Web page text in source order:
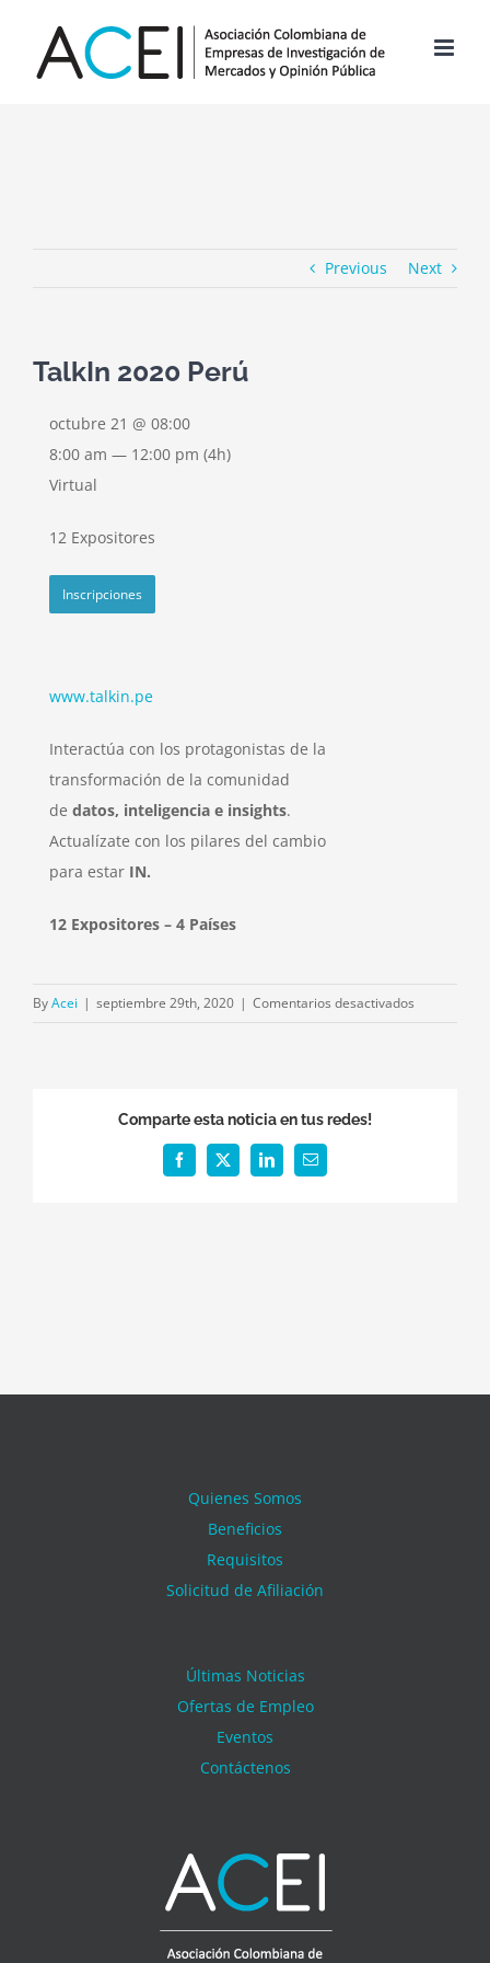
content
Previous Next
TalkIn 2020 Perú
www.talkin.pe
Interactúa con los protagonistas de la
transformación de la comunidad
de datos, inteligencia e insights.
Actualízate con los pilares del cambio
para estar IN.
12 Expositores – 4 Países
octubre 21 @ 08:00
8:00 am — 12:00 pm (4h)
Virtual
12 Expositores
Inscripciones
ByAcei | septiembre 29th, 2020 | Comentarios desactivados
Comparte esta noticia en tus redes!
Facebook
X LinkedInEmail
Quienes Somos
Beneficios
Requisitos
Solicitud de Afiliación
Últimas Noticias
Ofertas de Empleo
Eventos
Contáctenos